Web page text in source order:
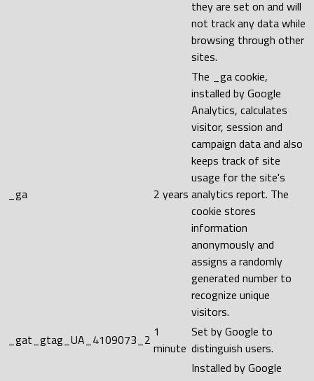
they are set on and will
not track any data while
browsing through other
sites.
_ga 2 years
The _ga cookie,
installed by Google
Analytics, calculates
visitor, session and
campaign data and also
keeps track of site
usage for the site's
analytics report. The
cookie stores
information
anonymously and
assigns a randomly
generated number to
recognize unique
visitors.
_gat_gtag_UA_4109073_2 1
minute
Set by Google to
distinguish users.
Installed by Google